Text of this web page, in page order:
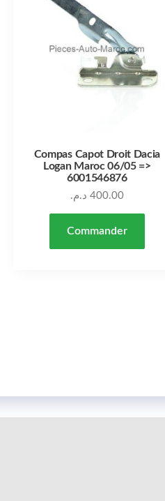
Compas Capot Droit Dacia
Logan Maroc 06/05 =>
6001546876
400.00 د.م.
Commander